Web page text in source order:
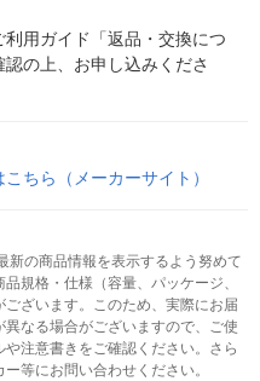
利用ガイド「返品・交換につ
の上、お申し込みくださ
ちら（メーカーサイト）
新の商品情報を表示するよう努めて
規格・仕様（容量、パッケージ、
ざいます。このため、実際にお届
なる場合がございますので、ご使
注意書きをご確認ください。さら
等にお問い合わせください。